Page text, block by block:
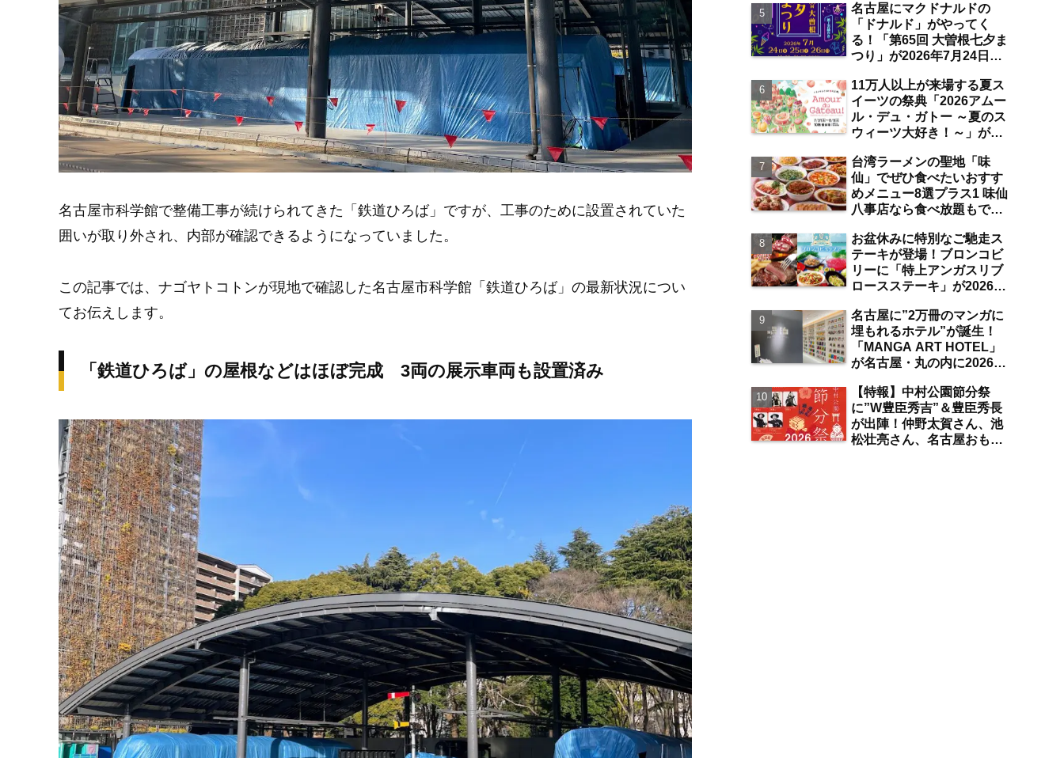
名古屋市科学館で整備工事が続けられてきた「鉄道ひろば」ですが、工事のために設置されていた
囲いが取り外され、内部が確認できるようになっていました。
この記事では、ナゴヤトコトンが現地で確認した名古屋市科学館「鉄道ひろば」の最新状況につい
てお伝えします。
「鉄道ひろば」の屋根などはほぼ完成 3両の展示車両も設置済み
味わい＆注目ポイントは？
【レポート／大須観音・上
前津／独自取材】
名古屋にマクドナルドの
「ドナルド」がやってく
る！「第65回 大曽根七夕ま
つり」が2026年7月24日～
り・ジャズライブ・道路お
絵かきと楽しい企画がいっ
ぱいな夏祭りの見どころ
は？【まとめ／大曽根】
11万人以上が来場する夏ス
イーツの祭典「2026アムー
ル・デュ・ガトー ～夏のス
ウィーツ大好き！～」が
アール名古屋タカシマヤに
て開催 注目のスイーツは？
【名古屋駅】
台湾ラーメンの聖地「味
仙」でぜひ食べたいおすす
めメニュー8選プラス1 味仙
八事店なら食べ放題もでき
お盆休みに特別なご馳走ス
テーキが登場！ブロンコビ
リーに「特上アンガスリブ
ロースステーキ」が2026年
供 食べ放題の夏ブロンコ
ビュッフェにも注目【名古
屋発】
名古屋に”2万冊のマンガに
埋もれるホテル”が誕生！
「MANGA ART HOTEL」
が名古屋・丸の内に2026年
材で分かった新ホテルの注
目ポイントは？【丸の内／
独自取材】
【特報】中村公園節分祭
に”W豊臣秀吉”＆豊臣秀長
が出陣！仲野太賀さん、池
松壮亮さん、名古屋おもて